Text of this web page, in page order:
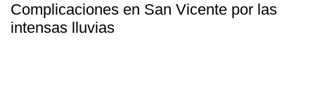
Complicaciones en San Vicente por las
intensas lluvias